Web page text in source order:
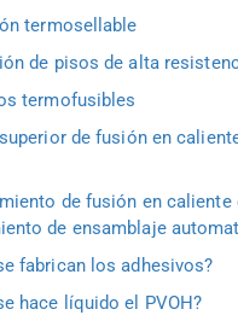
termosellable
de pisos de alta
termofusibles
de fusión en
de fusión en caliente
de ensamblaje
fabrican los adhesivos?
hace líquido el PVOH?